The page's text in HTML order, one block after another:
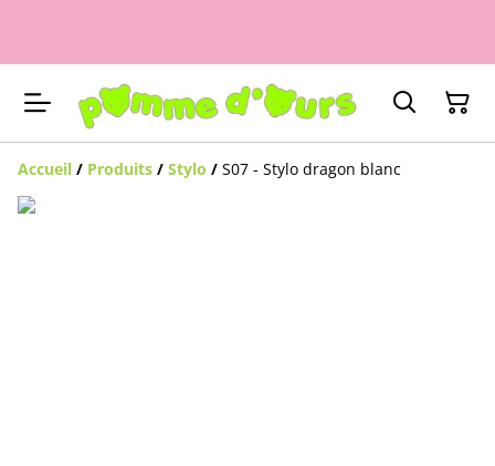
Accueil / Produits / Stylo / S07 - Stylo dragon blanc